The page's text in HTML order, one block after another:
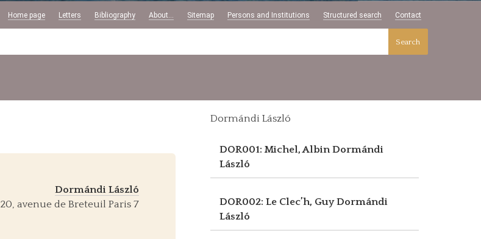
Home page Letters Bibliography About... Sitemap Persons and Institutions Structured search Contact
Search
Dormándi László
20, avenue de Breteuil Paris 7
Dormándi László
DOR001: Michel, AlbinDormándi
László
DOR002: Le Clec’h, GuyDormándi
László